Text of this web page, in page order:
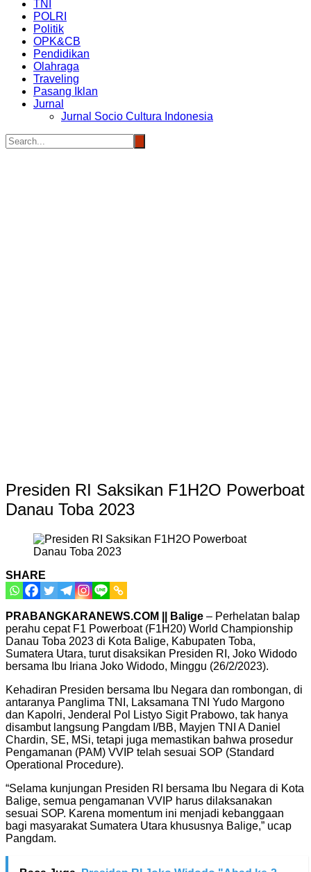
TNI
POLRI
Politik
OPK&CB
Pendidikan
Olahraga
Traveling
Pasang Iklan
Jurnal
Jurnal Socio Cultura Indonesia
Presiden RI Saksikan F1H2O Powerboat
Danau Toba 2023
SHARE
PRABANGKARANEWS.COM || Balige – Perhelatan balap
perahu cepat F1 Powerboat (F1H20) World Championship
Danau Toba 2023 di Kota Balige, Kabupaten Toba,
Sumatera Utara, turut disaksikan Presiden RI, Joko Widodo
bersama Ibu Iriana Joko Widodo, Minggu (26/2/2023).
Kehadiran Presiden bersama Ibu Negara dan rombongan, di
antaranya Panglima TNI, Laksamana TNI Yudo Margono
dan Kapolri, Jenderal Pol Listyo Sigit Prabowo, tak hanya
disambut langsung Pangdam I/BB, Mayjen TNI A Daniel
Chardin, SE, MSi, tetapi juga memastikan bahwa prosedur
Pengamanan (PAM) VVIP telah sesuai SOP (Standard
Operational Procedure).
“Selama kunjungan Presiden RI bersama Ibu Negara di Kota
Balige, semua pengamanan VVIP harus dilaksanakan
sesuai SOP. Karena momentum ini menjadi kebanggaan
bagi masyarakat Sumatera Utara khususnya Balige,” ucap
Pangdam.